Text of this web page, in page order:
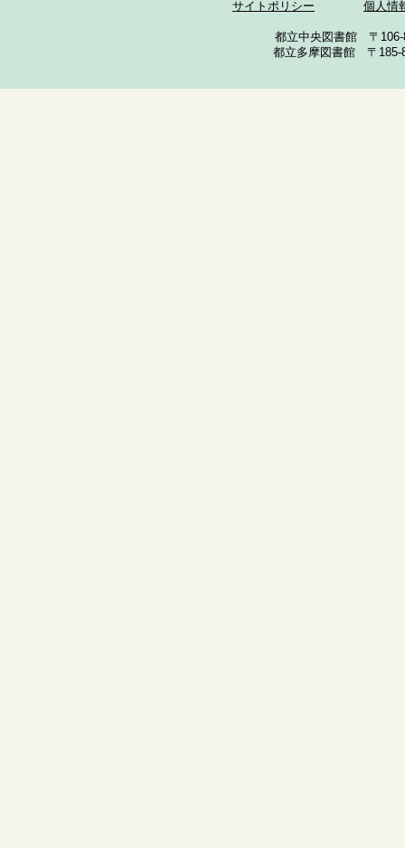
サイトポリシー 個人情
都立中央図書館 〒
都立多摩図書館 〒185-